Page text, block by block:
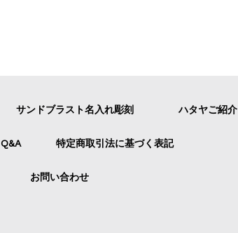
サンドブラスト名入れ彫刻 ハタヤご紹介
Q&A 特定商取引法に基づく表記
お問い合わせ